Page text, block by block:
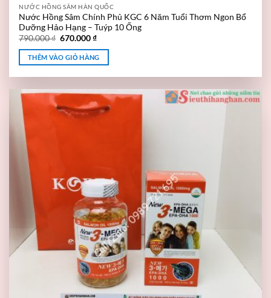
NƯỚC HỒNG SÂM HÀN QUỐC
Nước Hồng Sâm Chính Phủ KGC 6 Năm Tuổi Thơm Ngon Bổ
Dưỡng Hảo Hạng – Tuýp 10 Ống
790.000₫ 670.000₫
THÊM VÀO GIỎ HÀNG